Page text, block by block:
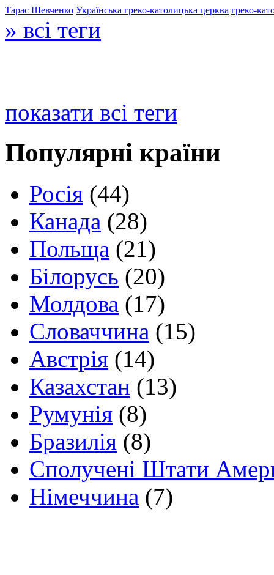
Тарас Шевченко Українська греко-католицька церква греко-
» всі теги
показати всі теги
Популярні країни
Росія (44)
Канада (28)
Польща (21)
Білорусь (20)
Молдова (17)
Словаччина (15)
Австрія (14)
Казахстан (13)
Румунія (8)
Бразилія (8)
Сполучені Штати
Німеччина (7)